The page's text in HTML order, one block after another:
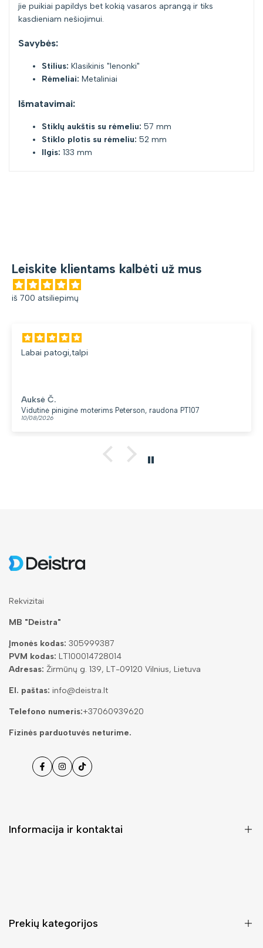
jie puikiai papildys bet kokią vasaros aprangą ir tiks
kasdieniam nešiojimui.
Savybės:
Stilius: Klasikinis "lenonki"
Rėmeliai: Metaliniai
Išmatavimai:
Stiklų aukštis su rėmeliu: 57 mm
Stiklo plotis su rėmeliu: 52 mm
Ilgis: 133 mm
Leiskite klientams kalbėti už mus
iš 700 atsiliepimų
Labai patogi,talpi
Auksė Č.
Vidutinė piniginė moterims Peterson, raudona PT107
10/08/2026
Rekvizitai
MB "Deistra"
Įmonės kodas: 305999387
PVM kodas: LT100014728014
Adresas: Žirmūnų g. 139, LT-09120 Vilnius, Lietuva
El. paštas: info@deistra.lt
Telefono numeris:+37060939620
Fizinės parduotuvės neturime.
FacebookInstagramas
Tiktok
Informacija ir kontaktai
Prekių kategorijos